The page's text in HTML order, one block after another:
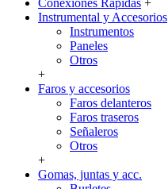
Conexiones Rapidas +
Instrumental y Accesorios
Instrumentos
Paneles
Otros
+
Faros y accesorios
Faros delanteros
Faros traseros
Señaleros
Otros
+
Gomas, juntas y acc.